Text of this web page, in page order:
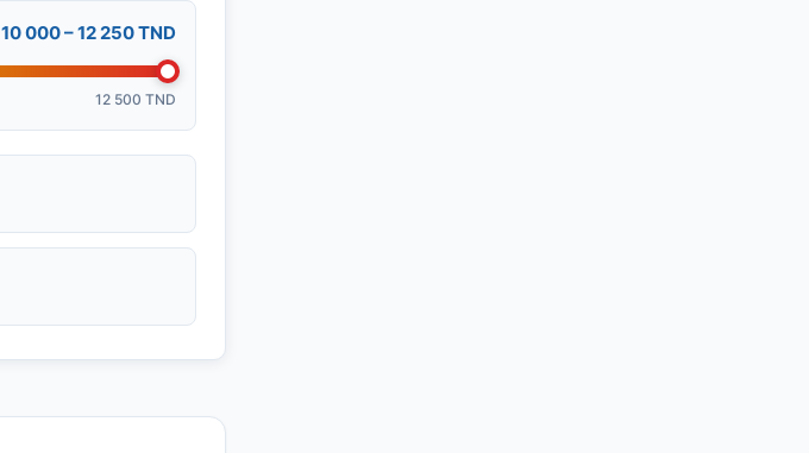
10 000 – 12 250 TND
12 500 TND